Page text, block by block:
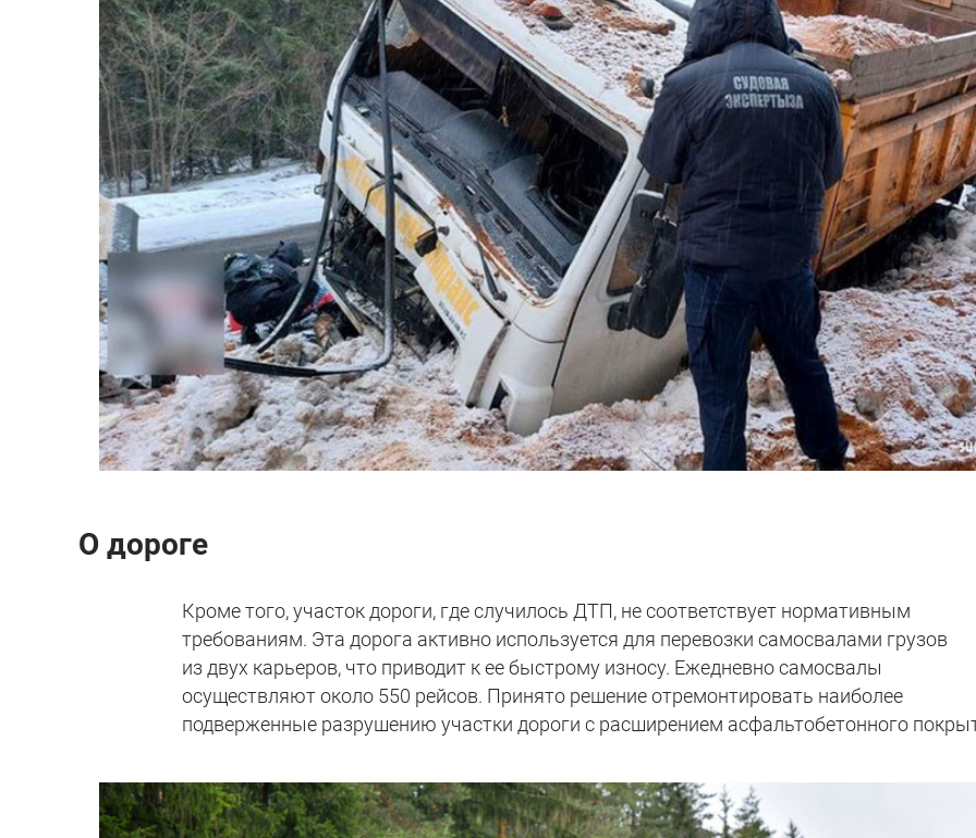
О дороге
Кроме того, участок дороги, где случилось ДТП, не соответствует нормативным
требованиям. Эта дорога активно используется для перевозки самосвалами грузов
из двух карьеров, что приводит к ее быстрому износу. Ежедневно самосвалы
осуществляют около 550 рейсов. Принято решение отремонтировать наиболее
подверженные разрушению участки дороги с расширением асфальтобетонного